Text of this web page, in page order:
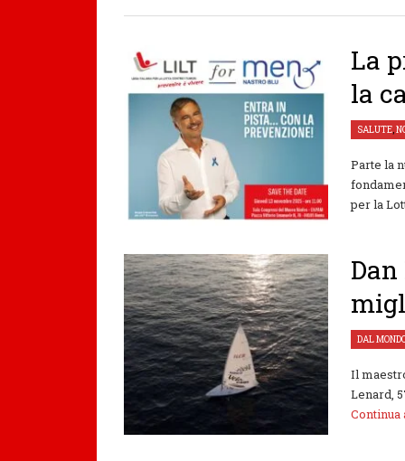
La
la
SALUTE,
Parte la
per la
DAL
Il
Lenard,